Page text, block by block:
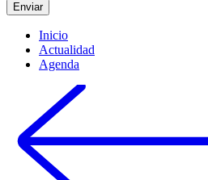
Inicio
Actualidad
Agenda